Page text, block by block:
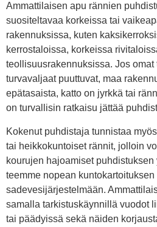
Ammattilaisen apu rännien
suositeltavaa korkeissa tai
rakennuksissa, kuten
kerrostaloissa, korkeissa
teollisuusrakennuksissa. Jos omat
turvavaljaat puuttuvat, maa
epätasaista, katto on jyrkkä tai
on turvallisin ratkaisu jättää
Kokenut puhdistaja tunnistaa
tai heikkokuntoiset rännit, jolloin
kourujen hajoamiset
teemme nopean
sadevesijärjestelmään.
samalla tarkistuskäynnillä vuodot
tai päädyissä sekä näiden